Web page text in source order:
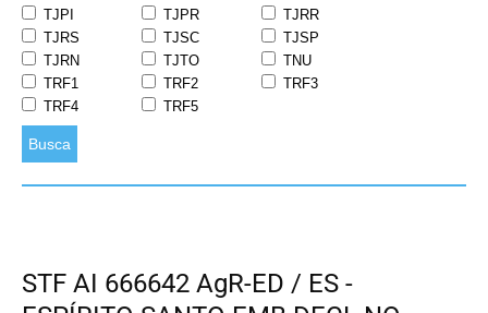
TJPI
TJPR
TJRR
TJRS
TJSC
TJSP
TJRN
TJTO
TNU
TRF1
TRF2
TRF3
TRF4
TRF5
Busca
STF AI 666642 AgR-ED / ES -